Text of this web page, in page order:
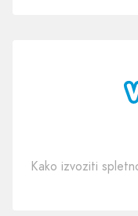
Kako izvoziti